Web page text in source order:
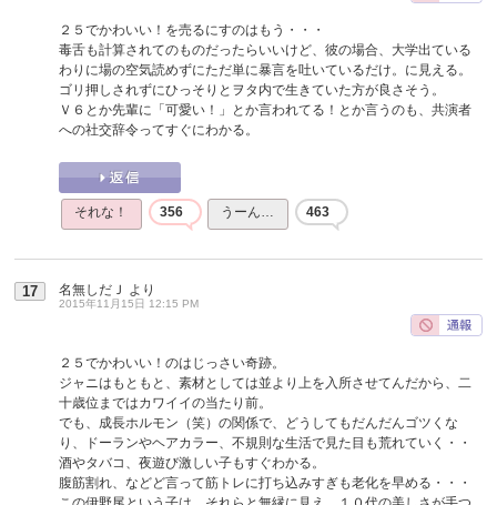
２５でかわいい！を売るにすのはもう・・・
毒舌も計算されてのものだったらいいけど、彼の場合、大学出ている
わりに場の空気読めずにただ単に暴言を吐いているだけ。に見える。
ゴリ押しされずにひっそりとヲタ内で生きていた方が良さそう。
Ｖ６とか先輩に「可愛い！」とか言われてる！とか言うのも、共演者
への社交辞令ってすぐにわかる。
それな！ 356 うーん… 463
17 名無しだＪ より
2015年11月15日 12:15 PM
２５でかわいい！のはじっさい奇跡。
ジャニはもともと、素材としては並より上を入所させてんだから、二
十歳位まではカワイイの当たり前。
でも、成長ホルモン（笑）の関係で、どうしてもだんだんゴツくな
り、ドーランやヘアカラー、不規則な生活で見た目も荒れていく・・
酒やタバコ、夜遊び激しい子もすぐわかる。
腹筋割れ、などど言って筋トレに打ち込みすぎも老化を早める・・・